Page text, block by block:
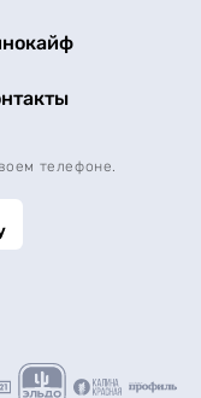
телефоне.